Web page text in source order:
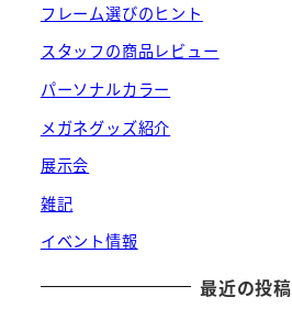
フレーム選びのヒント
スタッフの商品レビュー
パーソナルカラー
メガネグッズ紹介
展示会
雑記
イベント情報
最近の投稿